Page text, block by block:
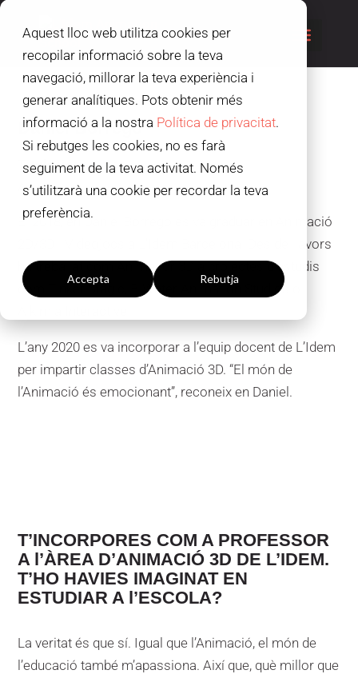
Aquest lloc web utilitza cookies per
recopilar informació sobre la teva
navegació, millorar la teva experiència i
generar analítiques. Pots obtenir més
informació a la nostra Política de privacitat.
Si rebutges les cookies, no es farà
seguiment de la teva activitat. Només
s’utilitzarà una cookie per recordar la teva
preferència.
Accepta Rebutja
Daniel Borrego
Titulació: Animació
Alumni
El 2018, en Daniel Borrego es va graduar en Animació
2D/3D i Videojocs a L’Idem Barcelona. Des de llavors
ha treballat com Animador 3D a projectes d’estudis
com Tinker Magic, B-Water Animation Studios o
L’any 2020 es va incorporar a l’equip docent de L’Idem
per impartir classes d’Animació 3D. “El món de
l’Animació és emocionant”, reconeix en Daniel.
T’INCORPORES COM A PROFESSOR
A l’ÀREA D’ANIMACIÓ 3D DE L’IDEM.
T’HO HAVIES IMAGINAT EN
ESTUDIAR A l’ESCOLA?
La veritat és que sí. Igual que l’Animació, el món de
l’educació també m’apassiona. Així que, què millor que